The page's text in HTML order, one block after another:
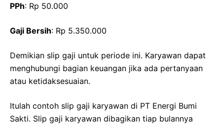
PPh: Rp 50.000
Gaji Bersih: Rp 5.350.000
Demikian slip gaji untuk periode ini. Karyawan dapat
menghubungi bagian keuangan jika ada pertanyaan
atau ketidaksesuaian.
Itulah contoh slip gaji karyawan di PT Energi Bumi
Sakti. Slip gaji karyawan dibagikan tiap bulannya